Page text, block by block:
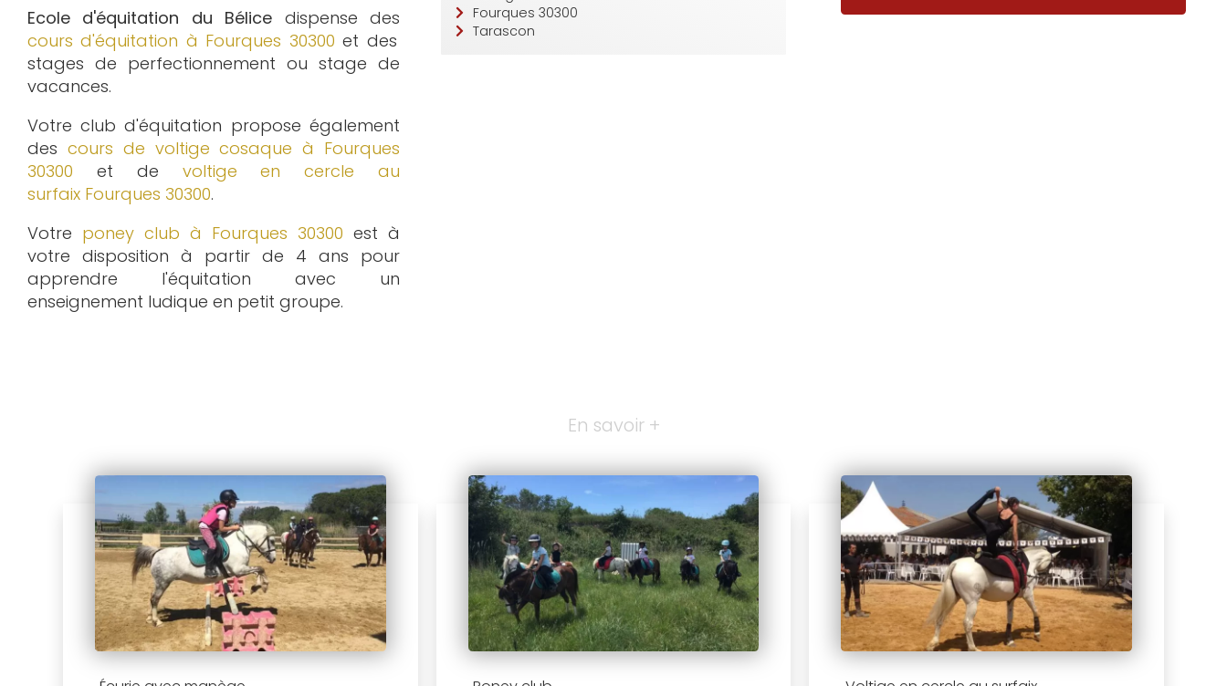
Ecole d'équitation du Bélice dispense des
cours d'équitation à Fourques 30300 et des
stages de perfectionnement ou stage de
vacances.
Votre club d'équitation propose également
des cours de voltige cosaque à Fourques
30300 et de voltige en cercle au
surfaix Fourques 30300.
Votre poney club à Fourques 30300 est à
votre disposition à partir de 4 ans pour
apprendre l'équitation avec un
enseignement ludique en petit groupe.
Fourques 30300
Tarascon
En savoir +